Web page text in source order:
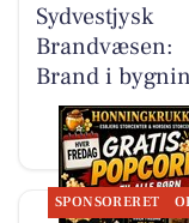
Sydvestjysk
Brandvæsen:
Brand i
SPONSORERET